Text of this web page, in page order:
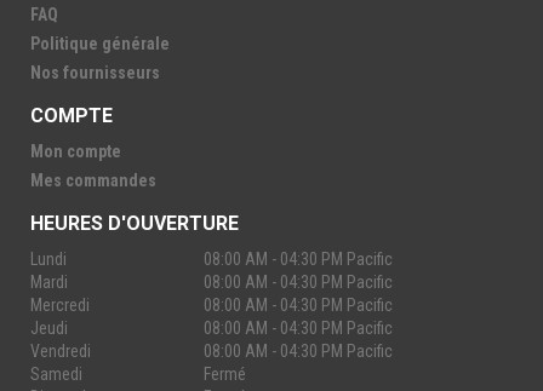
FAQ
Politique générale
Nos fournisseurs
COMPTE
Mon compte
Mes commandes
HEURES D'OUVERTURE
Lundi
08:00 AM - 04:30 PM Pacific
Mardi
08:00 AM - 04:30 PM Pacific
Mercredi
08:00 AM - 04:30 PM Pacific
Jeudi
08:00 AM - 04:30 PM Pacific
Vendredi
08:00 AM - 04:30 PM Pacific
Samedi
Fermé